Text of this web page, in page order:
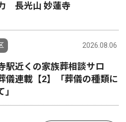
長光山 妙蓮寺
2026.08.06
駅近くの家族葬相談サロ
連載【2】「葬儀の種類に
」